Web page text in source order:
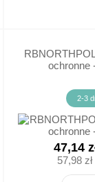
ochronne
2-3
47,14
57,98 zł